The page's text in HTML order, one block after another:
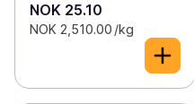
NOK 25.10
NOK 2,510.00 /kg